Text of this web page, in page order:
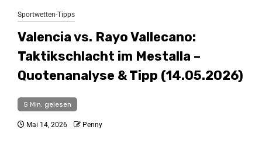
Sportwetten-Tipps
Valencia vs. Rayo Vallecano:
Taktikschlacht im Mestalla –
Quotenanalyse & Tipp (14.05.2026)
5 Min. gelesen
Mai 14, 2026 Penny